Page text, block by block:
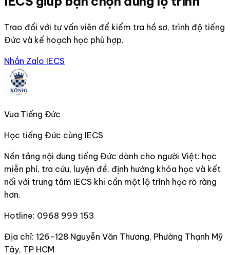
Trao đổi với tư vấn viên để kiểm tra hồ sơ, trình độ tiếng
Đức và kế hoạch học phù hợp.
Nhắn Zalo IECS
Vua Tiếng Đức
Học tiếng Đức cùng IECS
Nền tảng nội dung tiếng Đức dành cho người Việt: học
miễn phí, tra cứu, luyện đề, định hướng khóa học và kết
nối với trung tâm IECS khi cần một lộ trình học rõ ràng
hơn.
Hotline: 0968 999 153
Địa chỉ: 126-128 Nguyễn Văn Thương, Phường Thạnh Mỹ
Tây, TP HCM